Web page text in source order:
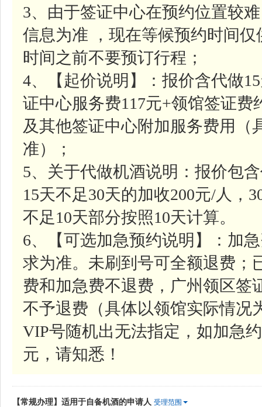
3、由于签证中心在预约位置较
信息为准 ，现在等候预约时间
时间之前不要预订行程；
4、【起价说明】：报价含代做
证中心服务费117元+领馆签证费
及其他签证中心附加服务费用（
准）；
5、关于代做机酒说明：报价包
15天不足30天的加收200元/人，
不足10天部分按照10天计算。
6、【可选加急预约说明】：加
求为准。未刷到号可全额退费；
费和加急费不退费，广州领区签
不予退费（具体以领馆实际情况
VIP号随机出无法指定，如加急
元，请知悉！
【常规办理】适用于自备机酒的申请人 受理范围